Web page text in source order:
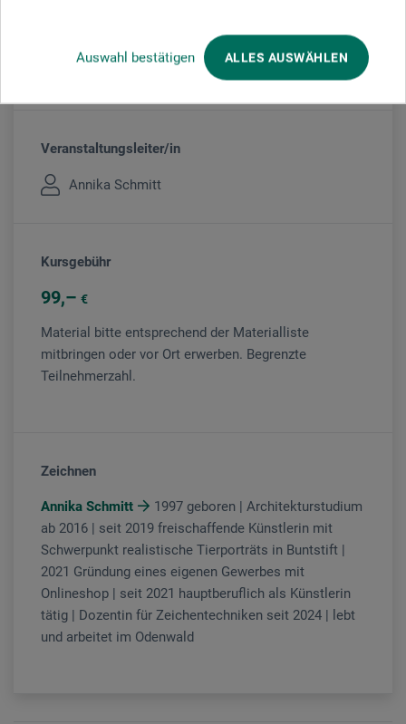
Auswahl bestätigen ALLES AUSWÄHLEN
Veranstaltungsleiter/in
Annika Schmitt
Kursgebühr
99 €
Material bitte entsprechend der Materialliste
mitbringen oder vor Ort erwerben. Begrenzte
Teilnehmerzahl.
Zeichnen
Annika Schmitt
1997 geboren | Architekturstudium
ab 2016 | seit 2019 freischaffende Künstlerin mit
Schwerpunkt realistische Tierporträts in Buntstift |
2021 Gründung eines eigenen Gewerbes mit
Onlineshop | seit 2021 hauptberuflich als Künstlerin
tätig | Dozentin für Zeichentechniken seit 2024 | lebt
und arbeitet im Odenwald